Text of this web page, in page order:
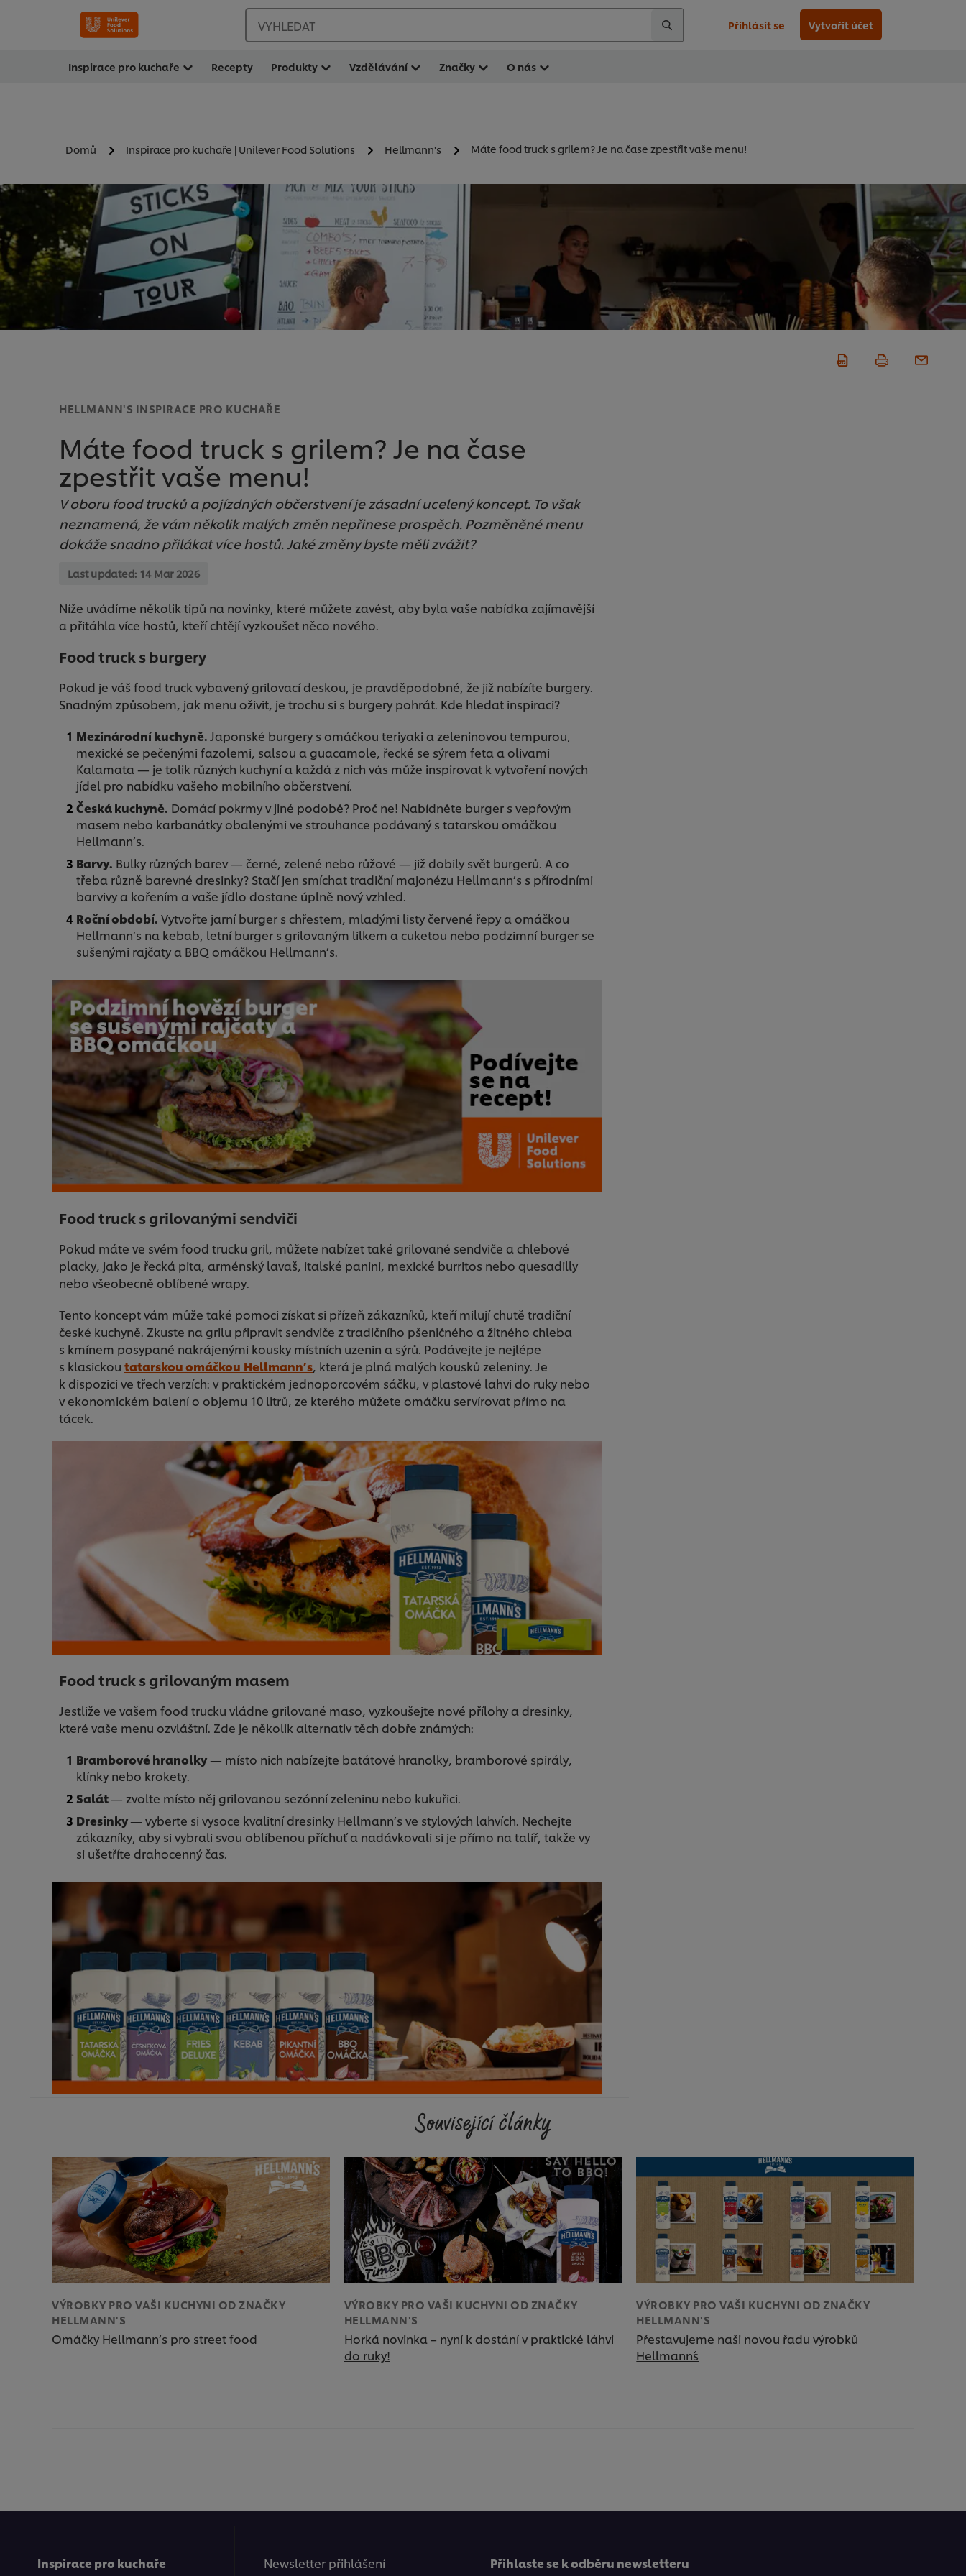
VYHLEDAT Přihlásit se Vytvořit účet
Inspirace pro kuchaře Recepty Produkty Vzdělávání Značky O nás
Domů Inspirace pro kuchaře | Unilever Food Solutions Hellmann's Máte food truck s grilem? Je na čase zpestřit vaše menu!
HELLMANN'S INSPIRACE PRO KUCHAŘE
Máte food truck s grilem? Je na čase
zpestřit vaše menu!
V oboru food trucků a pojízdných občerstvení je zásadní ucelený koncept. To však
neznamená, že vám několik malých změn nepřinese prospěch. Pozměněné menu
dokáže snadno přilákat více hostů. Jaké změny byste měli zvážit?
Last updated: 14 Mar 2026
Níže uvádíme několik tipů na novinky, které můžete zavést, aby byla vaše nabídka zajímavější
a přitáhla více hostů, kteří chtějí vyzkoušet něco nového.
Food truck s burgery
Pokud je váš food truck vybavený grilovací deskou, je pravděpodobné, že již nabízíte burgery.
Snadným způsobem, jak menu oživit, je trochu si s burgery pohrát. Kde hledat inspiraci?
Mezinárodní kuchyně.Japonské burgery s omáčkou teriyaki a zeleninovou tempurou,
mexické se pečenými fazolemi, salsou a guacamole, řecké se sýrem feta a olivami
Kalamata — je tolik různých kuchyní a každá z nich vás může inspirovat k vytvoření nových
jídel pro nabídku vašeho mobilního občerstvení.
Česká kuchyně. Domácí pokrmy v jiné podobě? Proč ne! Nabídněte burger s vepřovým
masem nebo karbanátky obalenými ve strouhance podávaný s tatarskou omáčkou
Hellmann’s.
Barvy. Bulky různých barev — černé, zelené nebo růžové — již dobily svět burgerů. A co
třeba různě barevné dresinky? Stačí jen smíchat tradiční majonézu Hellmann’s s přírodními
barvivy a kořením a vaše jídlo dostane úplně nový vzhled.
Roční období. Vytvořte jarní burger s chřestem, mladými listy červené řepy a omáčkou
Hellmann’s na kebab, letní burger s grilovaným lilkem a cuketou nebo podzimní burger se
sušenými rajčaty a BBQ omáčkou Hellmann’s.
Food truck s grilovanými sendviči
Pokud máte ve svém food trucku gril, můžete nabízet také grilované sendviče a chlebové
placky, jako je řecká pita, arménský lavaš, italské panini, mexické burritos nebo quesadilly
nebo všeobecně oblíbené wrapy.
Tento koncept vám může také pomoci získat si přízeň zákazníků, kteří milují chutě tradiční
české kuchyně. Zkuste na grilu připravit sendviče z tradičního pšeničného a žitného chleba
s kmínem posypané nakrájenými kousky místních uzenin a sýrů. Podávejte je nejlépe
s klasickou tatarskou omáčkou Hellmann’s, která je plná malých kousků zeleniny. Je
k dispozici ve třech verzích: v praktickém jednoporcovém sáčku, v plastové lahvi do ruky nebo
v ekonomickém balení o objemu 10 litrů, ze kterého můžete omáčku servírovat přímo na
tácek.
Food truck s grilovaným masem
Jestliže ve vašem food trucku vládne grilované maso, vyzkoušejte nové přílohy a dresinky,
které vaše menu ozvláštní. Zde je několik alternativ těch dobře známých:
Bramborové hranolky— místo nich nabízejte batátové hranolky, bramborové spirály,
klínky nebo krokety.
Salát— zvolte místo něj grilovanou sezónní zeleninu nebo kukuřici.
Dresinky— vyberte si vysoce kvalitní dresinky Hellmann’s ve stylových lahvích. Nechejte
zákazníky, aby si vybrali svou oblíbenou příchuť a nadávkovali si je přímo na talíř, takže vy
si ušetříte drahocenný čas.
Související články
VÝROBKY PRO VAŠI KUCHYNI OD ZNAČKY
HELLMANN'S
Omáčky Hellmann’s pro street food
VÝROBKY PRO VAŠI KUCHYNI OD ZNAČKY
HELLMANN'S
Horká novinka – nyní k dostání v praktické láhvi
do ruky!
VÝROBKY PRO VAŠI KUCHYNI OD ZNAČKY
HELLMANN'S
Přestavujeme naši novou řadu výrobků
Hellmann´s
Inspirace pro kuchaře Newsletter přihlášení
Přihlaste se k odběru newsletteru